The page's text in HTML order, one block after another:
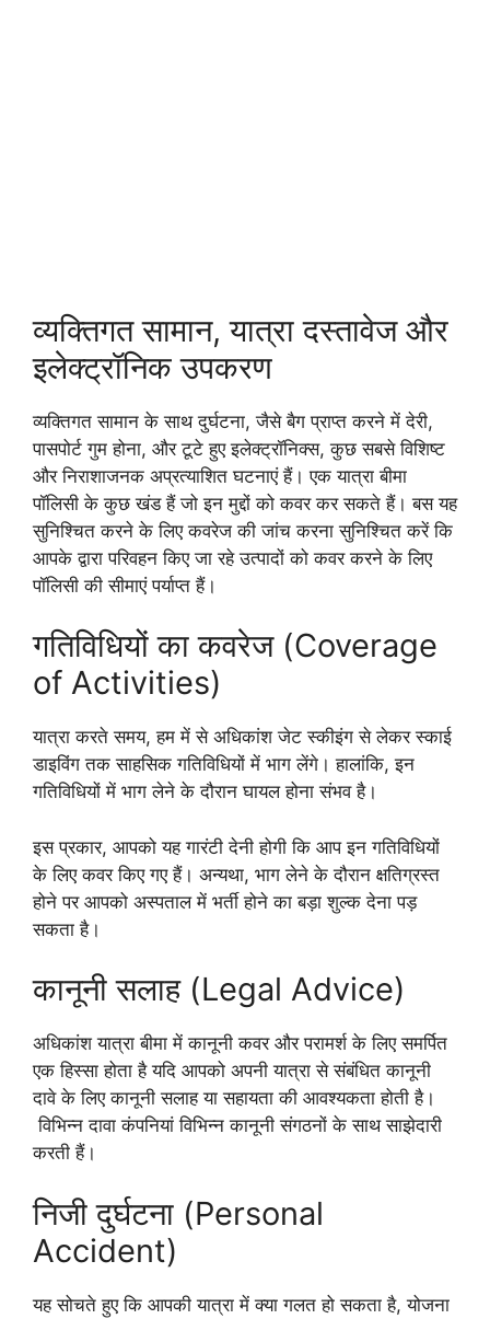
व्यक्तिगत सामान, यात्रा दस्तावेज और
इलेक्ट्रॉनिक उपकरण
व्यक्तिगत सामान के साथ दुर्घटना, जैसे बैग प्राप्त करने में देरी,
पासपोर्ट गुम होना, और टूटे हुए इलेक्ट्रॉनिक्स, कुछ सबसे विशिष्ट
और निराशाजनक अप्रत्याशित घटनाएं हैं। एक यात्रा बीमा
पॉलिसी के कुछ खंड हैं जो इन मुद्दों को कवर कर सकते हैं। बस यह
सुनिश्चित करने के लिए कवरेज की जांच करना सुनिश्चित करें कि
आपके द्वारा परिवहन किए जा रहे उत्पादों को कवर करने के लिए
पॉलिसी की सीमाएं पर्याप्त हैं।
गतिविधियों का कवरेज (Coverage
of Activities)
यात्रा करते समय, हम में से अधिकांश जेट स्कीइंग से लेकर स्काई
डाइविंग तक साहसिक गतिविधियों में भाग लेंगे। हालांकि, इन
गतिविधियों में भाग लेने के दौरान घायल होना संभव है।
इस प्रकार, आपको यह गारंटी देनी होगी कि आप इन गतिविधियों
के लिए कवर किए गए हैं। अन्यथा, भाग लेने के दौरान क्षतिग्रस्त
होने पर आपको अस्पताल में भर्ती होने का बड़ा शुल्क देना पड़
सकता है।
कानूनी सलाह (Legal Advice)
अधिकांश यात्रा बीमा में कानूनी कवर और परामर्श के लिए समर्पित
एक हिस्सा होता है यदि आपको अपनी यात्रा से संबंधित कानूनी
दावे के लिए कानूनी सलाह या सहायता की आवश्यकता होती है।
विभिन्न दावा कंपनियां विभिन्न कानूनी संगठनों के साथ साझेदारी
करती हैं।
निजी दुर्घटना (Personal
Accident)
यह सोचते हुए कि आपकी यात्रा में क्या गलत हो सकता है, योजना